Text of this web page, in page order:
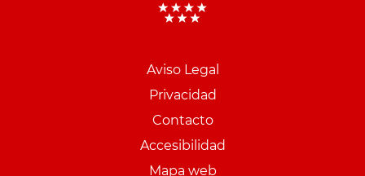
Aviso Legal
Privacidad
Contacto
Accesibilidad
Mapa web